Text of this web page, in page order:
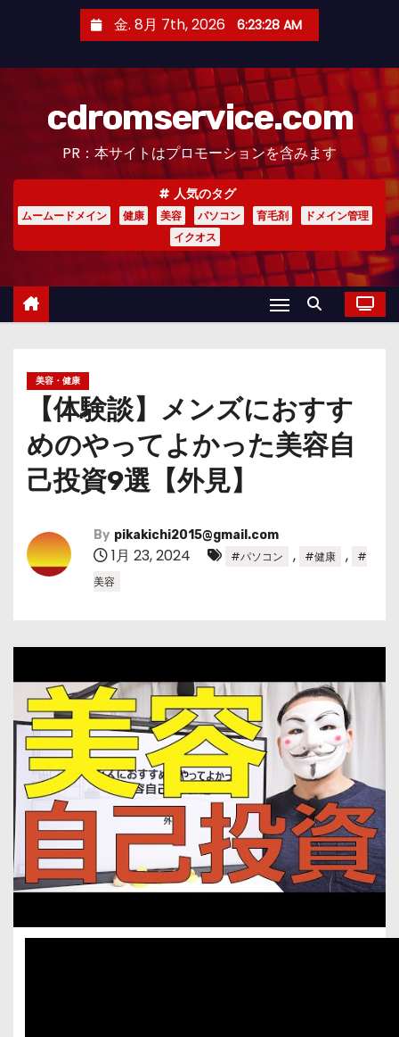
金. 8月 7th, 2026 6:23:29 AM
cdromservice.com
PR：本サイトはプロモーションを含みます
人気のタグ
ムームードメイン 健康 美容 パソコン 育毛剤
ドメイン管理
イクオス
美容・健康
【体験談】メンズにおすす
めのやってよかった美容自
己投資9選【外見】
By pikakichi2015@gmail.com
1月 23, 2024 #パソコン , #健康 ,
#
美容